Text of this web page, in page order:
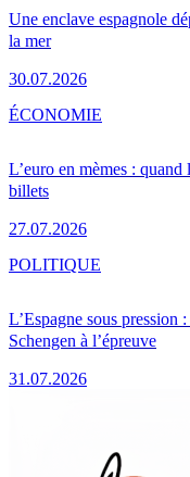
Une enclave espagnole
la mer
30.07.2026
L’euro en mèmes :
billets
27.07.2026
ÉCONOMIE
L’Espagne sous pression
Schengen à l’épreuve
31.07.2026
POLITIQUE